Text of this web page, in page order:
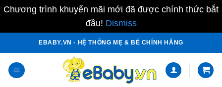
Chương trình khuyến mãi mới đã được chính thức bắt
đầu! Dismiss
content
EBABY.VN - HỆ THỐNG MẸ & BÉ CHÍNH HÃNG